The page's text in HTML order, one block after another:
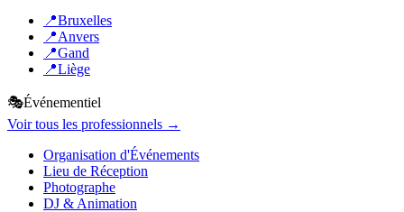
📍Bruxelles
📍Anvers
📍Gand
📍Liège
🎭Événementiel
Voir tous les professionnels →
Organisation d'Événements
Lieu de Réception
Photographe
DJ & Animation